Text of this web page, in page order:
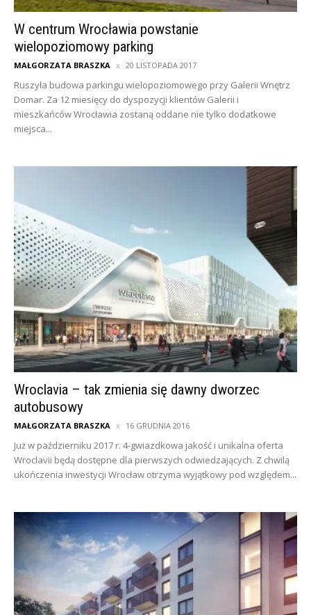
W centrum Wrocławia powstanie
wielopoziomowy parking
MAŁGORZATA BRASZKA 20 LISTOPADA 2017
Ruszyła budowa parkingu wielopoziomowego przy Galerii Wnętrz
Domar. Za 12 miesięcy do dyspozycji klientów Galerii i
mieszkańców Wrocławia zostaną oddane nie tylko dodatkowe
miejsca...
Wroclavia – tak zmienia się dawny dworzec
autobusowy
MAŁGORZATA BRASZKA 16 GRUDNIA 2016
Już w październiku 2017 r. 4-gwiazdkowa jakość i unikalna oferta
Wroclavii będą dostępne dla pierwszych odwiedzających. Z chwilą
ukończenia inwestycji Wrocław otrzyma wyjątkowy pod względem...